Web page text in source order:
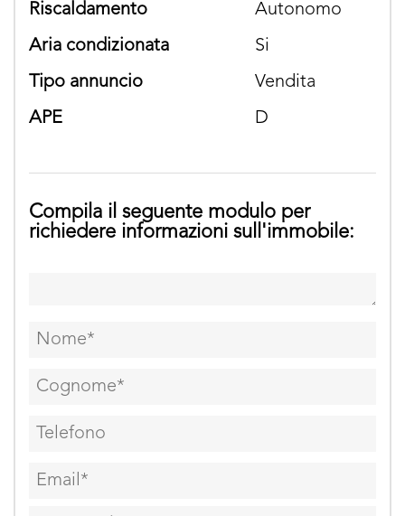
riscaldamento
Autonomo
aria condizionata
si
tipo annuncio
Vendita
APE
D
Compila il seguente modulo per
richiedere informazioni sull'immobile: